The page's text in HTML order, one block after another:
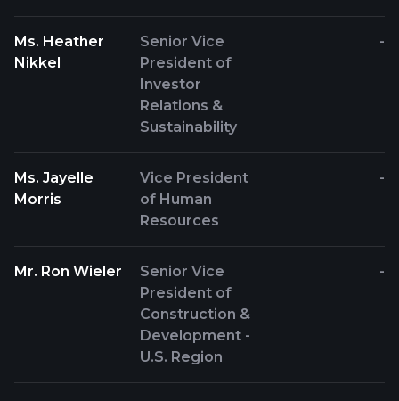
Ms. Heather
Nikkel
Senior Vice
President of
Investor
Relations &
Sustainability
-
Ms. Jayelle
Morris
Vice President
of Human
Resources
-
Mr. Ron Wieler
Senior Vice
President of
Construction &
Development -
U.S. Region
-